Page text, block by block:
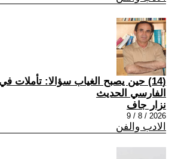
(14) حين يصبح الغياب سؤالا: تأملات
الفارسي الحديث
نزار جاف
2026 / 8 / 9
الادب والفن